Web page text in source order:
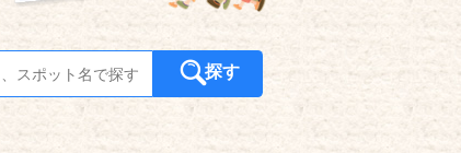
探す